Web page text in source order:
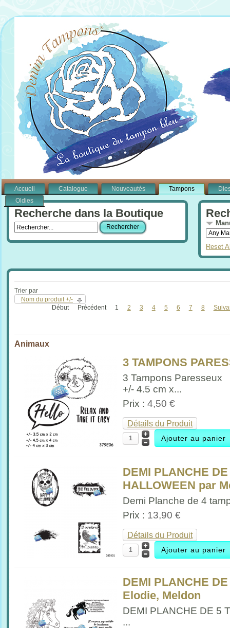
Accueil Catalogue Nouveautés Tampons
Oldies
Recherche dans la Boutique
Reset
Trier par
Nom du produit +/-
Début
Précédent 1 2 3 4 5 6 7 8
Animaux
3 TAMPONS
3 Tampons Paresseux
+/- 4.5 cm x...
Prix :4,50 €
Détails du Produit
DEMI PLANCHE
HALLOWEEN par
Demi Planche de 4
Prix : 13,90 €
Détails du Produit
DEMI PLANCHE
Elodie, Meldon
DEMI PLANCHE DE 5
...